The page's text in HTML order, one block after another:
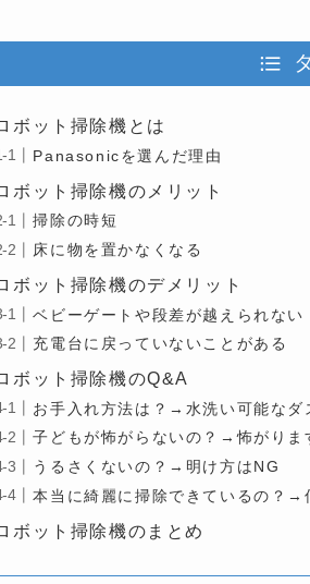
ボット掃除機とは
Panasonicを選んだ理由
ボット掃除機のメリット
掃除の時短
床に物を置かなくなる
ボット掃除機のデメリット
ベビーゲートや段差が越えられない
充電台に戻っていないことがある
ボット掃除機のQ&A
お手入れ方法は？→水洗い可能なダ
子どもが怖がらないの？→怖がりま
うるさくないの？→明け方はNG
本当に綺麗に掃除できているの？→
ボット掃除機のまとめ